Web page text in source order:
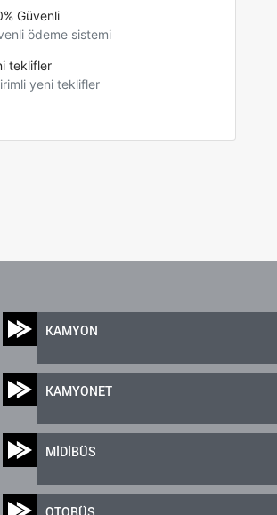
Güvenli
ödeme sistemi
teklifler
yeni teklifler
KAMYON
KAMYONET
MİDİBÜS